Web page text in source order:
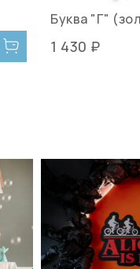
Буква "Г"
1 430 ₽